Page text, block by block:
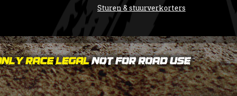
Sturen & stuurverkorters